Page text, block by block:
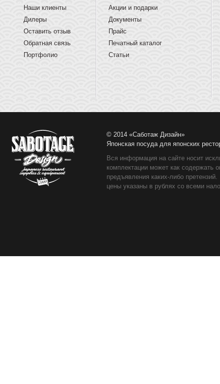
Наши клиенты
Дилеры
Оставить отзыв
Обратная связь
Портфолио
Акции и подарки
Документы
Прайс
Печатный каталог
Статьи
© 2014 «Саботаж Дизайн»
Японская посуда для японских
Вся информация на сайте носит
комплектации может как содержать
предъявления каких-либо
цены указаны в рублях со всеми